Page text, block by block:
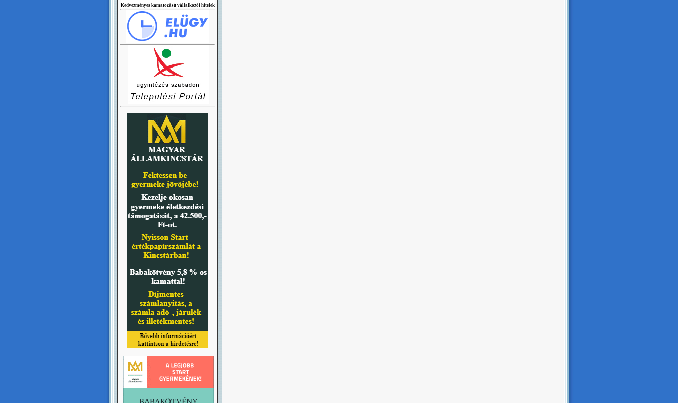
Kedvezményes kamatozású vállalkozói hitelek